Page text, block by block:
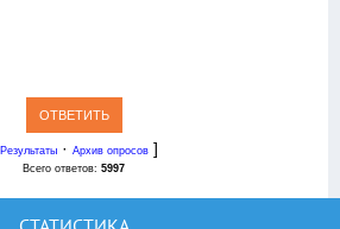
Результаты· Архив опросов]
Всего ответов: 5997